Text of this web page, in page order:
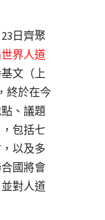
日齊聚
界人道
文（上
終於在今
、議題
包括七
以及多
國將會
對人道